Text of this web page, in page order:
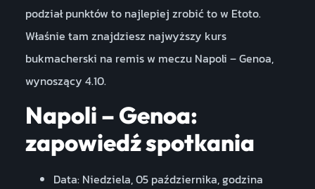
podział punktów to najlepiej zrobić to w Etoto.
Właśnie tam znajdziesz najwyższy kurs
bukmacherski na remis w meczu Napoli – Genoa,
wynoszący 4.10.
Napoli – Genoa:
zapowiedź spotkania
Data: Niedziela, 05 października, godzina